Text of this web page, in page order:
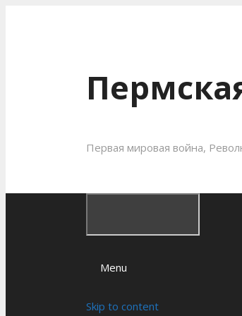
Первая мировая война,
Menu
Skip to content